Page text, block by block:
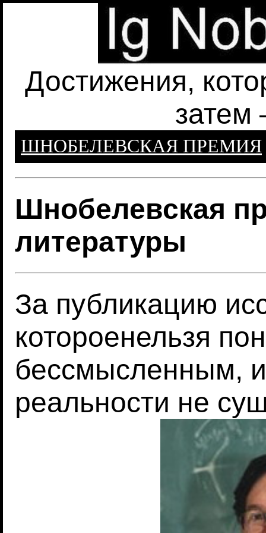
Достижения,
затем
ШНОБЕЛЕВСКАЯ ПРЕМИЯ
Шнобелевская
литературы
За публикацию
котороенельзя
бессмысленным,
реальности не